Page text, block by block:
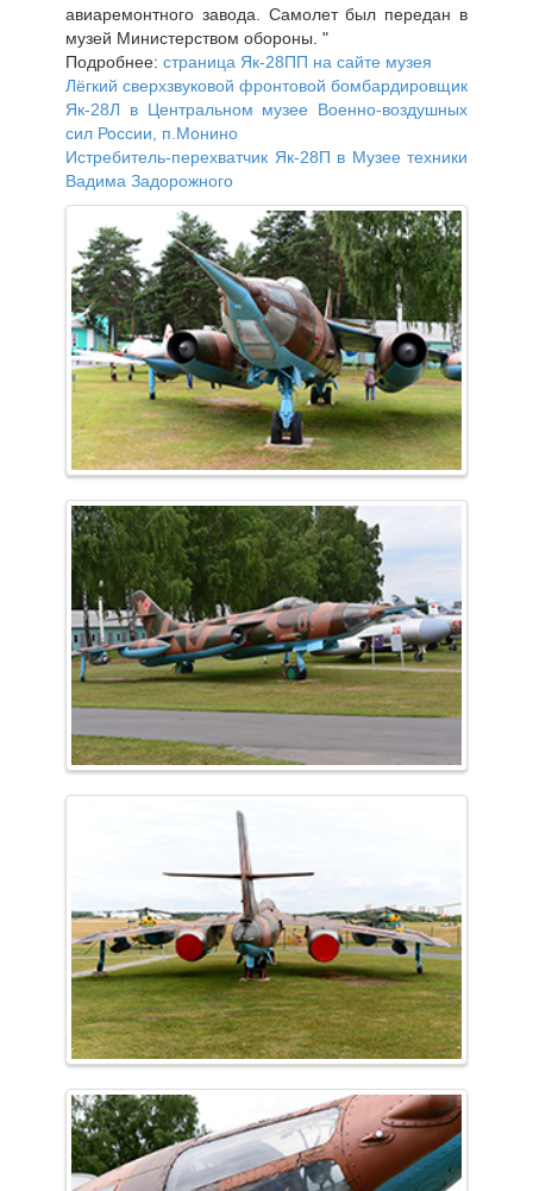
авиаремонтного завода. Самолет был передан в
музей Министерством обороны. "
Подробнее: страница Як-28ПП на сайте музея
Лёгкий сверхзвуковой фронтовой бомбардировщик
Як-28Л в Центральном музее Военно-воздушных
сил России, п.Монино
Истребитель-перехватчик Як-28П в Музее техники
Вадима Задорожного